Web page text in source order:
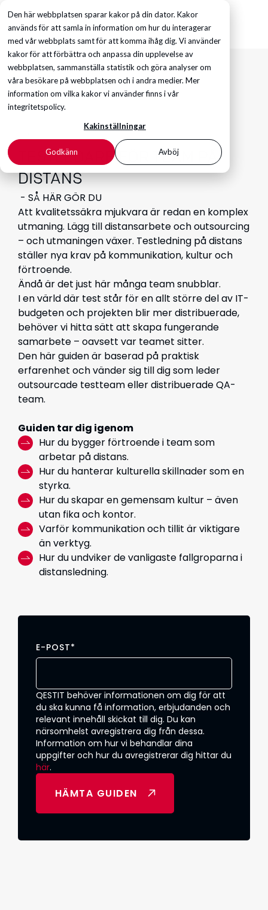
Den här webbplatsen sparar kakor på din dator. Kakor
används för att samla in information om hur du interagerar
med vår webbplats samt för att komma ihåg dig. Vi använder
kakor för att förbättra och anpassa din upplevelse av
webbplatsen, sammanställa statistik och göra analyser om
våra besökare på webbplatsen och i andra medier. Mer
information om vilka kakor vi använder finns i vår
integritetspolicy.
Kakinställningar
Godkänn Avböj
TESTLEDARE FÖR TEAM PÅ
DISTANS
- SÅ HÄR GÖR DU
Att kvalitetssäkra mjukvara är redan en komplex
utmaning. Lägg till distansarbete och outsourcing
– och utmaningen växer. Testledning på distans
ställer nya krav på kommunikation, kultur och
förtroende.
Ändå är det just här många team snubblar.
I en värld där test står för en allt större del av IT-
budgeten och projekten blir mer distribuerade,
behöver vi hitta sätt att skapa fungerande
samarbete – oavsett var teamet sitter.
Den här guiden är baserad på praktisk
erfarenhet och vänder sig till dig som leder
outsourcade testteam eller distribuerade QA-
team.
Guiden tar dig igenom
Hur du bygger förtroende i team som
arbetar på distans.
Hur du hanterar kulturella skillnader som en
styrka.
Hur du skapar en gemensam kultur – även
utan fika och kontor.
Varför kommunikation och tillit är viktigare
än verktyg.
Hur du undviker de vanligaste fallgroparna i
distansledning.
E-POST*
QESTIT behöver informationen om dig för att
du ska kunna få information, erbjudanden och
relevant innehåll skickat till dig. Du kan
närsomhelst avregistrera dig från dessa.
Information om hur vi behandlar dina
uppgifter och hur du avregistrerar dig hittar du
här.